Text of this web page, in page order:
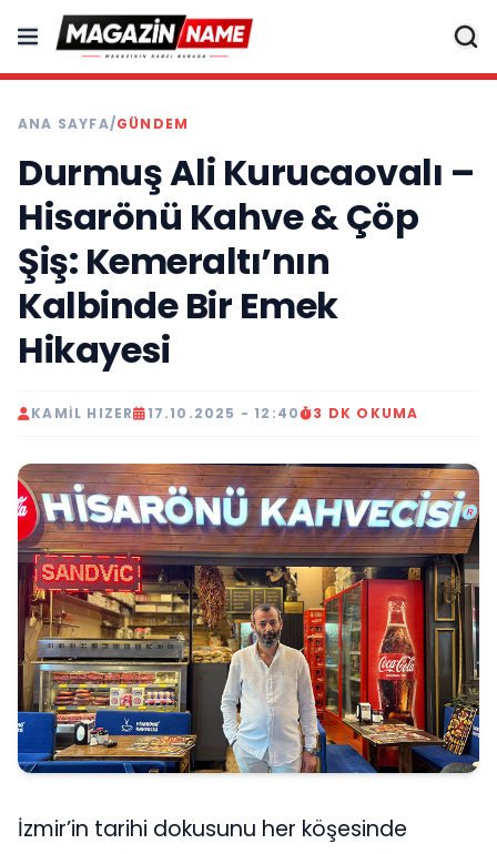
ANA SAYFA/GÜNDEM
Durmuş Ali Kurucaovalı –
Hisarönü Kahve & Çöp
Şiş: Kemeraltı’nın
Kalbinde Bir Emek
Hikayesi
KAMIL HIZER 17.10.2025 - 12:40 3 DK OKUMA
İzmir’in tarihi dokusunu her köşesinde